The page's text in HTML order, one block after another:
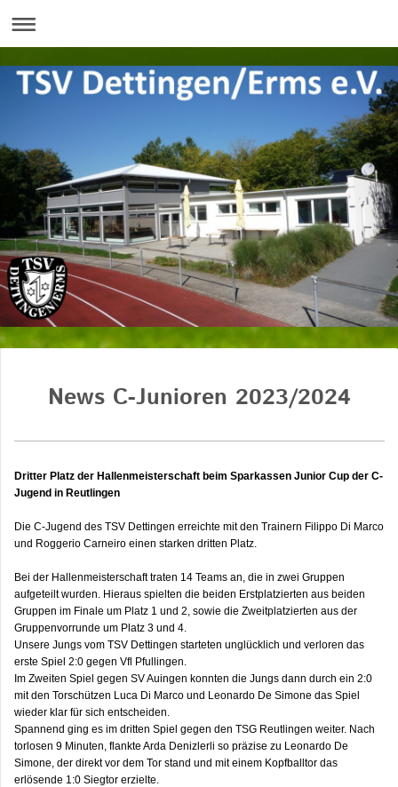
News C-Junioren 2023/2024
Dritter Platz der Hallenmeisterschaft beim Sparkassen Junior Cup der C-
Jugend in Reutlingen
Die C-Jugend des TSV Dettingen erreichte mit den Trainern Filippo Di Marco
und Roggerio Carneiro einen starken dritten Platz.
Bei der Hallenmeisterschaft traten 14 Teams an, die in zwei Gruppen
aufgeteilt wurden. Hieraus spielten die beiden Erstplatzierten aus beiden
Gruppen im Finale um Platz 1 und 2, sowie die Zweitplatzierten aus der
Gruppenvorrunde um Platz 3 und 4.
Unsere Jungs vom TSV Dettingen starteten unglücklich und verloren das
erste Spiel 2:0 gegen Vfl Pfullingen.
Im Zweiten Spiel gegen SV Auingen konnten die Jungs dann durch ein 2:0
mit den Torschützen Luca Di Marco und Leonardo De Simone das Spiel
wieder klar für sich entscheiden.
Spannend ging es im dritten Spiel gegen den TSG Reutlingen weiter. Nach
torlosen 9 Minuten, flankte Arda Denizlerli so präzise zu Leonardo De
Simone, der direkt vor dem Tor stand und mit einem Kopfballtor das
erlösende 1:0 Siegtor erzielte.